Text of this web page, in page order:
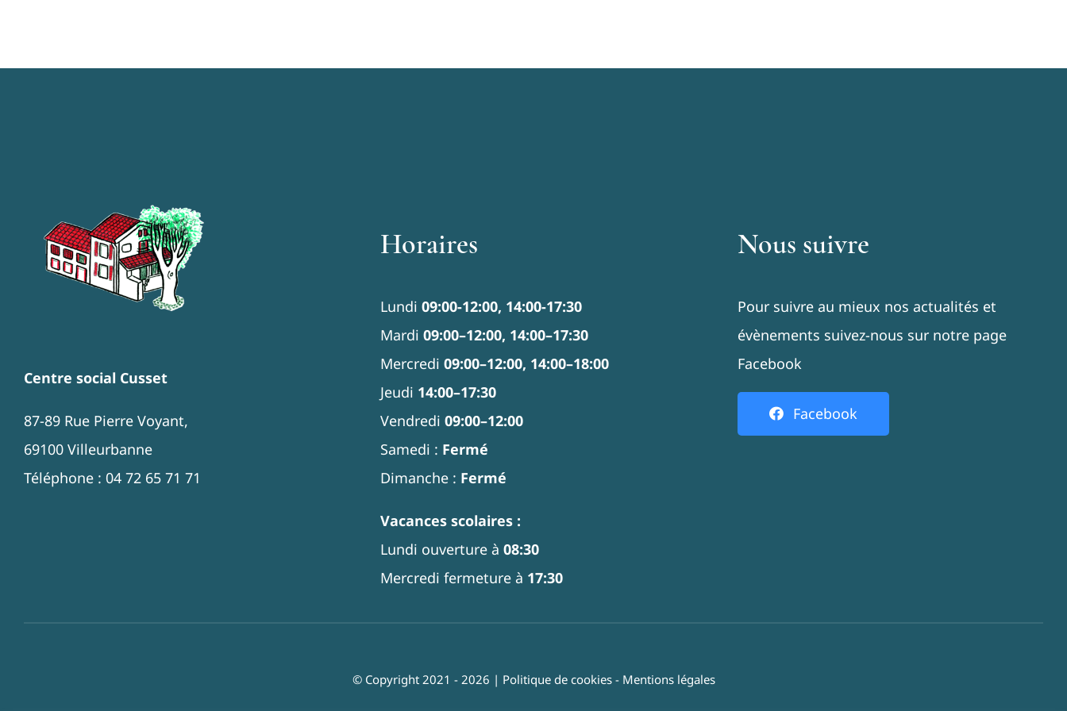
Centre social Cusset
87-89 Rue Pierre Voyant,
69100 Villeurbanne
Téléphone : 04 72 65 71 71
Horaires
Lundi09:00-12:00, 14:00-17:30
Mardi09:00–12:00, 14:00–17:30
Mercredi09:00–12:00, 14:00–18:00
Jeudi 14:00–17:30
Vendredi09:00–12:00
Samedi : Fermé
Dimanche : Fermé
Vacances scolaires :
Lundi ouverture à 08:30
Mercredi fermeture à 17:30
Nous suivre
Pour suivre au mieux nos actualités et
évènements suivez-nous sur notre page
Facebook
Facebook
© Copyright 2021 - 2026 | Politique de cookies- Mentions légales